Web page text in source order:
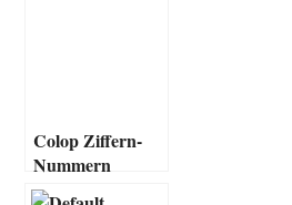
Colop Ziffern-
Nummern
Datum Stempel –